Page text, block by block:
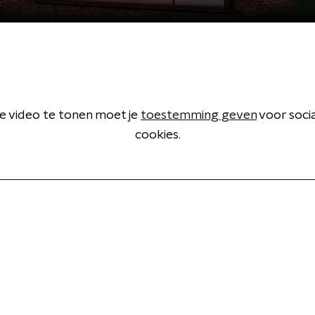
video te tonen moet je toestemming gevenvoor
cookies.